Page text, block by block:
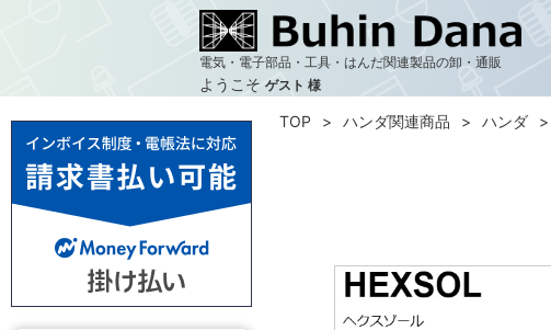
電気・電子部品・工具・はんだ関連製品の卸・通販
ようこそ ゲスト 様
TOP ハンダ関連商品 ハンダ